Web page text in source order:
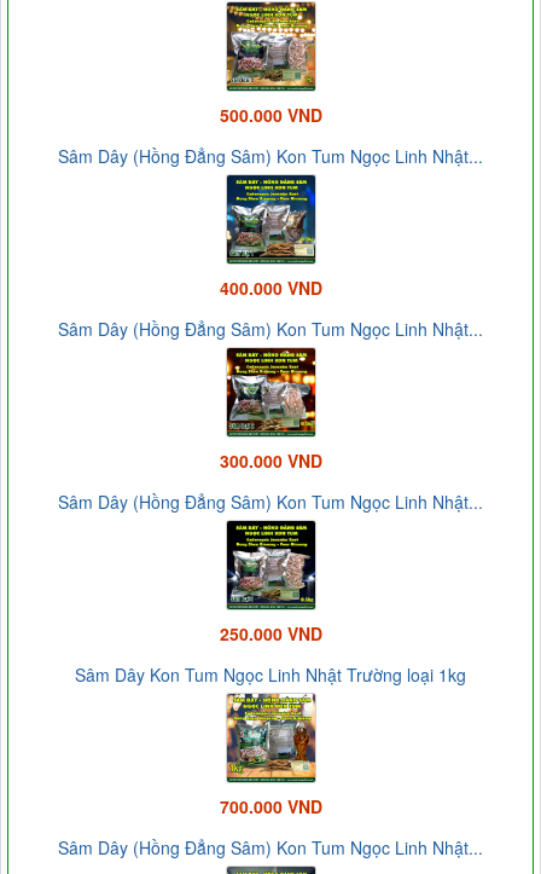
500.000 VND
Sâm Dây (Hồng Đẳng Sâm) Kon Tum Ngọc Linh Nhật...
400.000 VND
Sâm Dây (Hồng Đẳng Sâm) Kon Tum Ngọc Linh Nhật...
300.000 VND
Sâm Dây (Hồng Đẳng Sâm) Kon Tum Ngọc Linh Nhật...
250.000 VND
Sâm Dây Kon Tum Ngọc Linh Nhật Trường loại 1kg
700.000 VND
Sâm Dây (Hồng Đẳng Sâm) Kon Tum Ngọc Linh Nhật...